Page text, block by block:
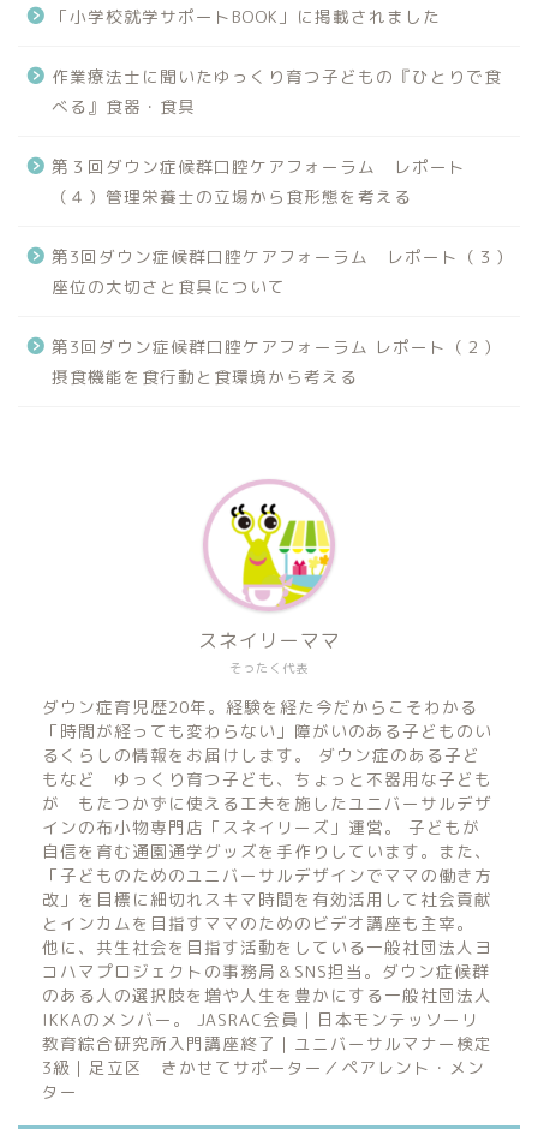
「小学校就学サポートBOOK」に掲載されました
作業療法士に聞いたゆっくり育つ子どもの『ひとりで食
べる』食器・食具
第３回ダウン症候群口腔ケアフォーラム レポート
（４）管理栄養士の立場から食形態を考える
第3回ダウン症候群口腔ケアフォーラム レポート（３）
座位の大切さと食具について
第3回ダウン症候群口腔ケアフォーラム レポート（２）
摂食機能を食行動と食環境から考える
そったく代表
スネイリーママ
ダウン症育児歴20年。経験を経た今だからこそわかる
「時間が経っても変わらない」障がいのある子どものい
るくらしの情報をお届けします。 ダウン症のある子ど
もなど ゆっくり育つ子ども、ちょっと不器用な子ども
が もたつかずに使える工夫を施したユニバーサルデザ
インの布小物専門店「スネイリーズ」運営。 子どもが
自信を育む通園通学グッズを手作りしています。また、
「子どものためのユニバーサルデザインでママの働き方
改」を目標に細切れスキマ時間を有効活用して社会貢献
とインカムを目指すママのためのビデオ講座も主宰。
他に、共生社会を目指す活動をしている一般社団法人ヨ
コハマプロジェクトの事務局＆SNS担当。ダウン症候群
のある人の選択肢を増や人生を豊かにする一般社団法人
IKKAのメンバー。 JASRAC会員｜日本モンテッソーリ
教育綜合研究所入門講座終了｜ユニバーサルマナー検定
3級｜足立区 きかせてサポーター／ペアレント・メン
ター